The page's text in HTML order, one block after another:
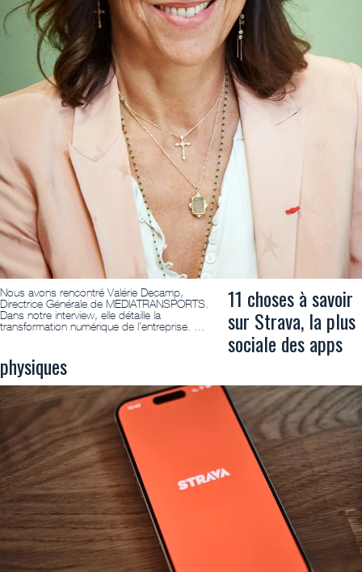
Nous avons rencontré Valérie Decamp,
Directrice Générale de MEDIATRANSPORTS.
Dans notre interview, elle détaille la
transformation numérique de l’entreprise. …
11 choses à savoir
sur Strava, la plus
sociale des apps
physiques